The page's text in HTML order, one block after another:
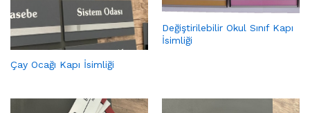
Çay Ocağı Kapı İsimliği
Değiştirilebilir Okul Sınıf Kapı
İsimliği